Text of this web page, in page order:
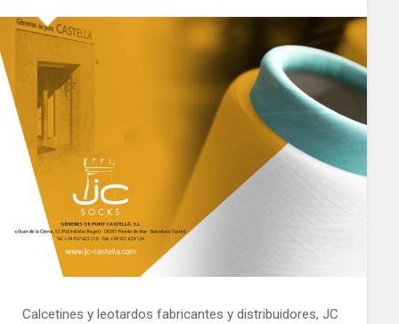
Calcetines y leotardos fabricantes y distribuidores, JC